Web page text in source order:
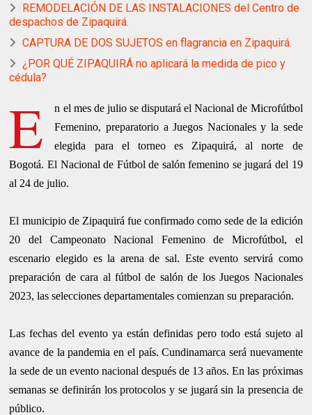
REMODELACIÓN DE LAS INSTALACIONES del Centro de
despachos de Zipaquirá.
CAPTURA DE DOS SUJETOS en flagrancia en Zipaquirá.
¿POR QUÉ ZIPAQUIRÁ no aplicará la medida de pico y
cédula?
E
n el mes de julio se disputará el Nacional de Microfútbol
Femenino, preparatorio a Juegos Nacionales y la sede
elegida para el torneo es Zipaquirá, al norte de
Bogotá. El Nacional de Fútbol de salón femenino se jugará del 19
al 24 de julio.
El municipio de Zipaquirá fue confirmado como sede de la edición
20 del Campeonato Nacional Femenino de Microfútbol, el
escenario elegido es la arena de sal. Este evento servirá como
preparación de cara al fútbol de salón de los Juegos Nacionales
2023, las selecciones departamentales comienzan su preparación.
Las fechas del evento ya están definidas pero todo está sujeto al
avance de la pandemia en el país.Cundinamarca será nuevamente
la sede de un evento nacional después de 13 años. En las próximas
semanas se definirán los protocolos y se jugará sin la presencia de
público.